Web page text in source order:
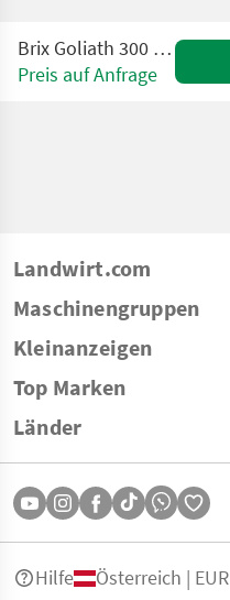
Brix Goliath 300 Frontgrubber
Preis auf Anfrage
Landwirt.com
Maschinengruppen
Kleinanzeigen
Top Marken
Länder
Hilfe Österreich | EUR